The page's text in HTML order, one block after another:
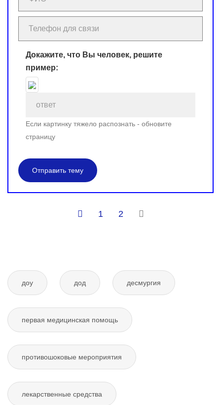
Докажите, что Вы человек, решите
пример:
Если картинку тяжело распознать - обновите
страницу
Отправить тему
1 2
доу дод десмургия
первая медицинская помощь
противошоковые мероприятия
лекарственные средства